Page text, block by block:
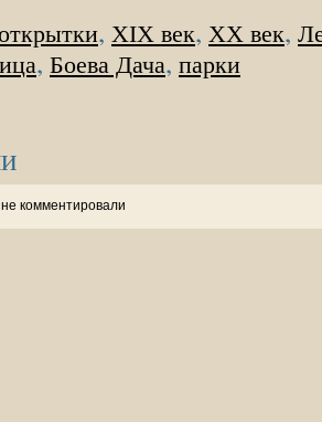
, XIX век, XX век,
, Боева Дача, парки
комментировали